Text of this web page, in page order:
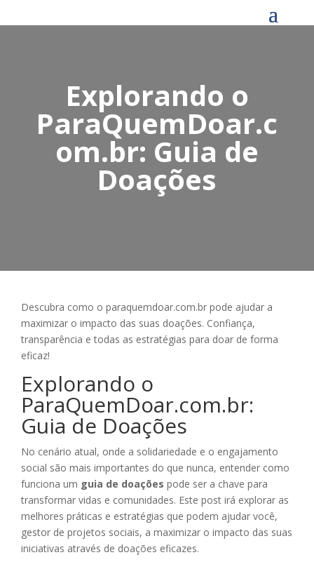
Explorando o
ParaQuemDoar.c
om.br: Guia de
Doações
Descubra como o paraquemdoar.com.br pode ajudar a
maximizar o impacto das suas doações. Confiança,
transparência e todas as estratégias para doar de forma
eficaz!
Explorando o
ParaQuemDoar.com.br:
Guia de Doações
No cenário atual, onde a solidariedade e o engajamento
social são mais importantes do que nunca, entender como
funciona um guia de doações pode ser a chave para
transformar vidas e comunidades. Este post irá explorar as
melhores práticas e estratégias que podem ajudar você,
gestor de projetos sociais, a maximizar o impacto das suas
iniciativas através de doações eficazes.